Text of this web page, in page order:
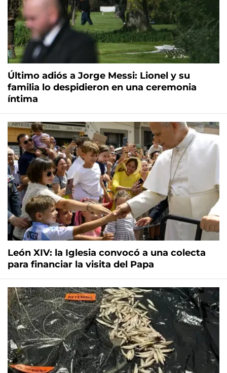
Último adiós a Jorge Messi: Lionel y su
familia lo despidieron en una ceremonia
íntima
León XIV: la Iglesia convocó a una colecta
para financiar la visita del Papa